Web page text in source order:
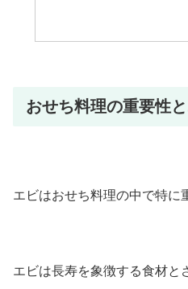
おせち料理の重要性
エビはおせち料理の中で特に
エビは長寿を象徴する食材と